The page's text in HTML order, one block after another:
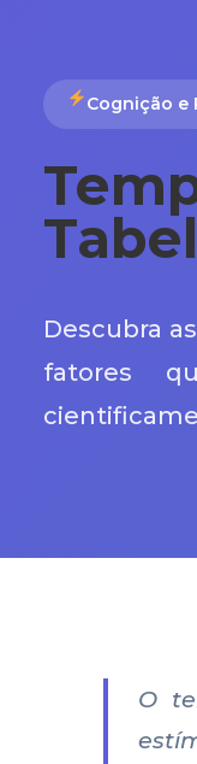
Cognição e
Descubra
fatores
O